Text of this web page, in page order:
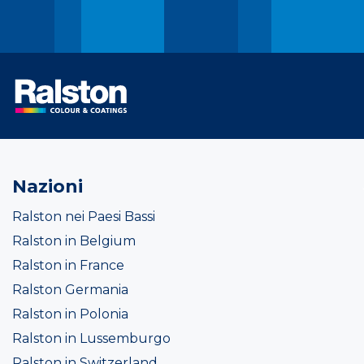
Nazioni
Ralston nei Paesi Bassi
Ralston in Belgium
Ralston in France
Ralston Germania
Ralston in Polonia
Ralston in Lussemburgo